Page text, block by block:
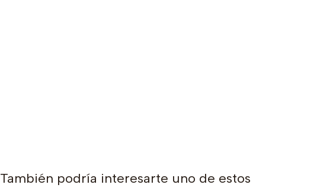
También podría interesarte uno de estos